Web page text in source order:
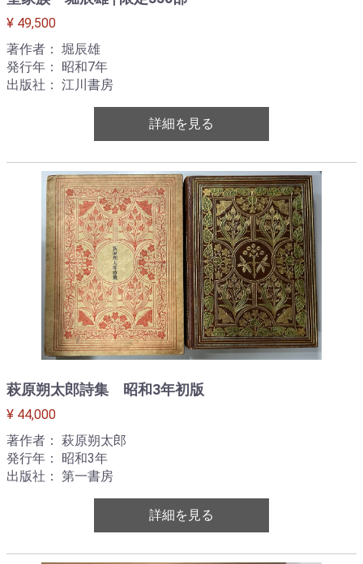
¥ 49,500
著作者： 堀辰雄
発行年： 昭和7年
出版社： 江川書房
詳細を見る
萩原朔太郎詩集 昭和3年初版
¥ 44,000
著作者： 萩原朔太郎
発行年： 昭和3年
出版社： 第一書房
詳細を見る